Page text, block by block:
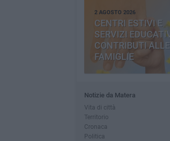
2 AGOSTO 2026
CENTRI ESTIVI E
SERVIZI
CONTRIBUTI ALLE
FAMIGLIE
Notizie da Matera
Vita di città
Territorio
Cronaca
Politica